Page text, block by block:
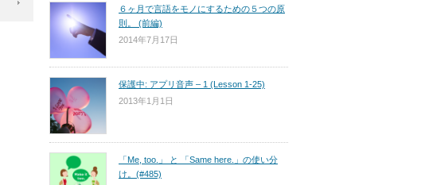
６ヶ月で言語をモノにするための５つの原
則。 (前編)
2014年7月17日
保護中: アプリ音声 – 1 (Lesson 1-25)
2013年1月1日
「Me, too.」 と 「Same here.」の使い分
け。(#485)